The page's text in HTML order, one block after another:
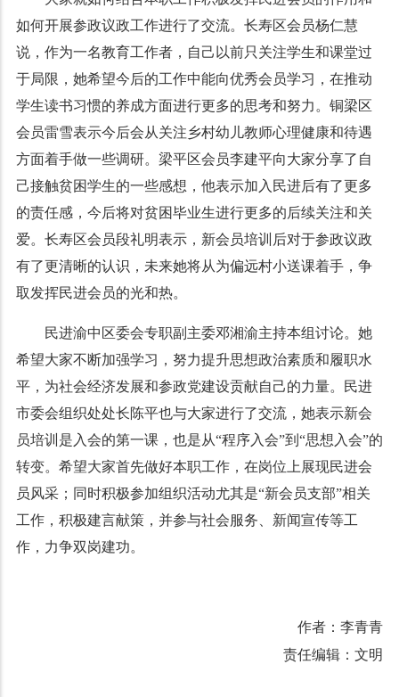
如何开展参政议政工作进行了交流。长寿区会员杨仁慧
说，作为一名教育工作者，自己以前只关注学生和课堂过
于局限，她希望今后的工作中能向优秀会员学习，在推动
学生读书习惯的养成方面进行更多的思考和努力。铜梁区
会员雷雪表示今后会从关注乡村幼儿教师心理健康和待遇
方面着手做一些调研。梁平区会员李建平向大家分享了自
己接触贫困学生的一些感想，他表示加入民进后有了更多
的责任感，今后将对贫困毕业生进行更多的后续关注和关
爱。长寿区会员段礼明表示，新会员培训后对于参政议政
有了更清晰的认识，未来她将从为偏远村小送课着手，争
取发挥民进会员的光和热。
民进渝中区委会专职副主委邓湘渝主持本组讨论。她
希望大家不断加强学习，努力提升思想政治素质和履职水
平，为社会经济发展和参政党建设贡献自己的力量。民进
市委会组织处处长陈平也与大家进行了交流，她表示新会
员培训是入会的第一课，也是从“程序入会”到“思想入会”的
转变。希望大家首先做好本职工作，在岗位上展现民进会
员风采；同时积极参加组织活动尤其是“新会员支部”相关
工作，积极建言献策，并参与社会服务、新闻宣传等工
作，力争双岗建功。
作者：李青青
责任编辑：文明